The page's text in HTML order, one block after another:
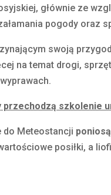
głównie ze
pogody oraz
swoją
na temat drogi,
szkolenie
do Meteostancji
posiłki, a